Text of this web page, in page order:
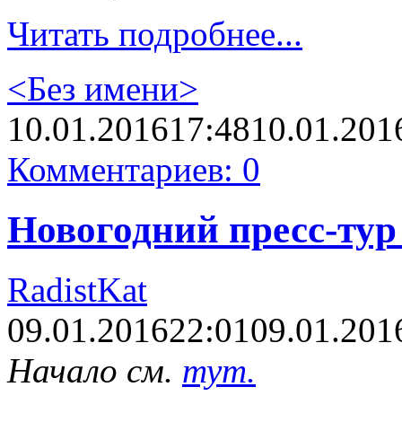
Читать подробнее...
<Без имени>
10.01.201617:48
Комментариев: 0
Новогодний пресс-
RadistKat
09.01.201622:01
Начало см. тут.